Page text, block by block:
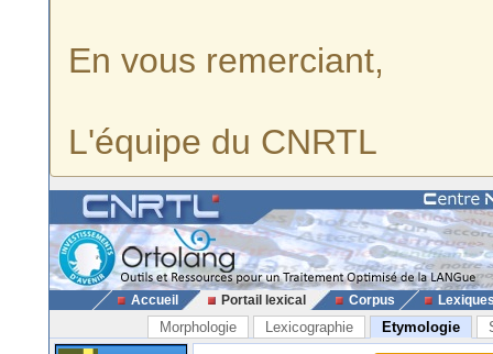
En vous remerciant,
L'équipe du CNRTL
Accueil Portail lexical Corpus
Morphologie Lexicographie Etymologie